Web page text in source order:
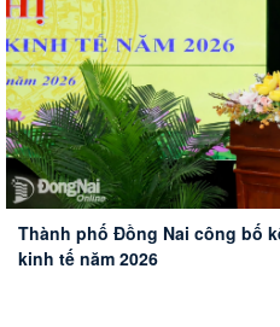
Tháo gỡ những khó khăn,
Thuế thành phố Đồng Nai triển
Thành phố Đồng Nai công bố
kinh tế năm 2026
Tiếp tục đẩy mạnh các giải
phạm, tệ nạn ma túy